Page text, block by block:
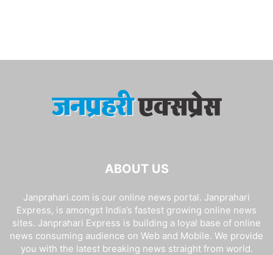
ABOUT US
Janprahari.com is our online news portal. Janprahari
Express, is amongst India’s fastest growing online news
sites. Janprahari Express is building a loyal base of online
news consuming audience on Web and Mobile. We provide
you with the latest breaking news straight from world.